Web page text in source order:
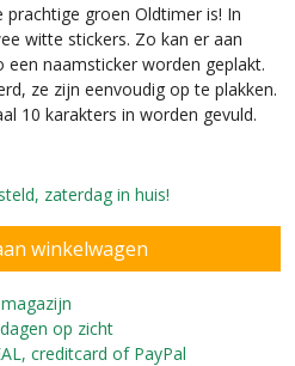
prachtige groen Oldtimer is! In
witte stickers. Zo kan er aan
naamsticker worden geplakt.
ze zijn eenvoudig op te plakken.
10 karakters in worden gevuld.
zaterdag in huis!
op zicht
creditcard of PayPal